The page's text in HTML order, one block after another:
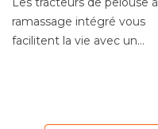
ramassage intégré
ramassage intégré vous
facilitent la vie avec un